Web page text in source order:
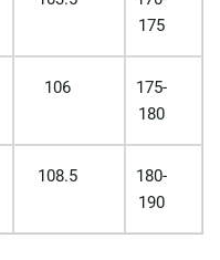
175
106
175-
180
108.5
180-
190